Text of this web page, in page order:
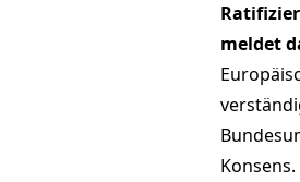
meldet